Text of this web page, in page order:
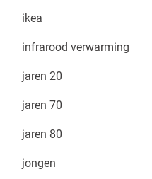
ikea
infrarood verwarming
jaren 20
jaren 70
jaren 80
jongen